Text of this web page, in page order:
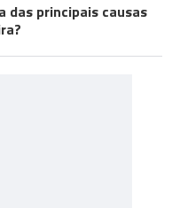
das principais causas